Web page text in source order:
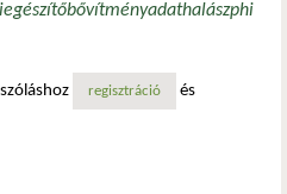
bővítményadathalászphi
célkeresztben a firefox kiegészítő
regisztráció és